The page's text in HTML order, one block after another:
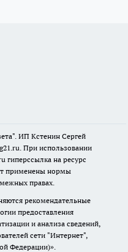
ИП Кстенин Сергей
При использовании
гиперссылка на ресурс
применены нормы
правах.
рекомендательные
предоставления
и анализа сведений,
сети "Интернет",
Федерации)».